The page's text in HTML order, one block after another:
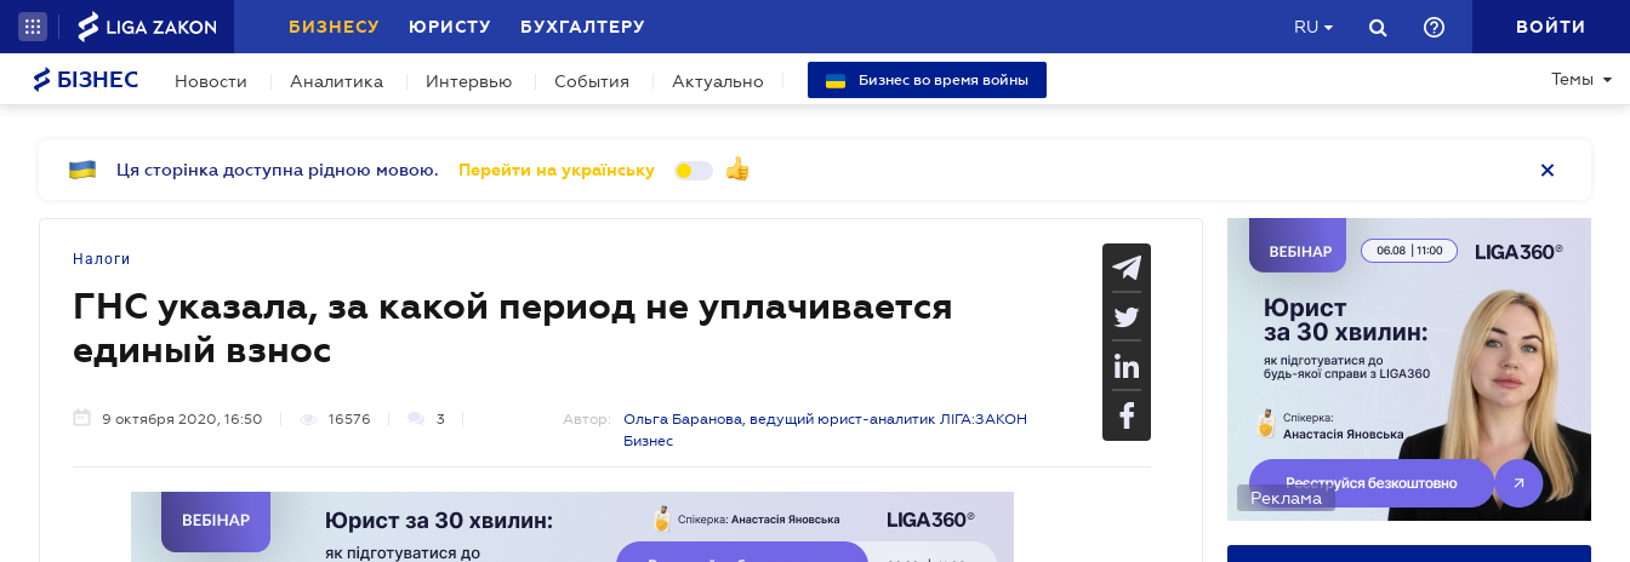
БИЗНЕСУ ЮРИСТУ БУХГАЛТЕРУ RU ВОЙТИ
БІЗНЕС Новости Аналитика Интервью События Актуально Бизнес во время войны Темы
Ця сторінка доступна рідною мовою. Перейти на українську
Налоги
ГНС указала, за какой период не уплачивается
единый взнос
9 октября 2020, 16:50 16576 3 Автор:
Ольга Баранова, ведущий юрист-аналитик ЛІГА:ЗАКОН
Бизнес
Реклама